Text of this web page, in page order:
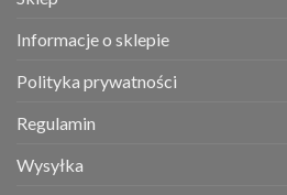
Informacje o sklepie
Polityka prywatności
Regulamin
Wysyłka